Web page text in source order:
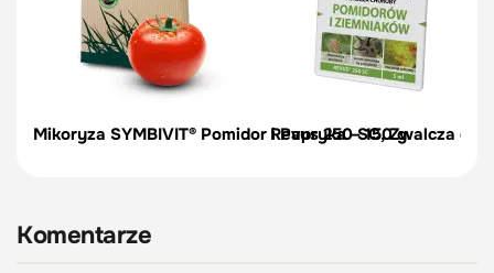
Mikoryza SYMBIVIT® Pomidor i Papryka – 150 g
Revus 250 SC, Zwalcza
Komentarze